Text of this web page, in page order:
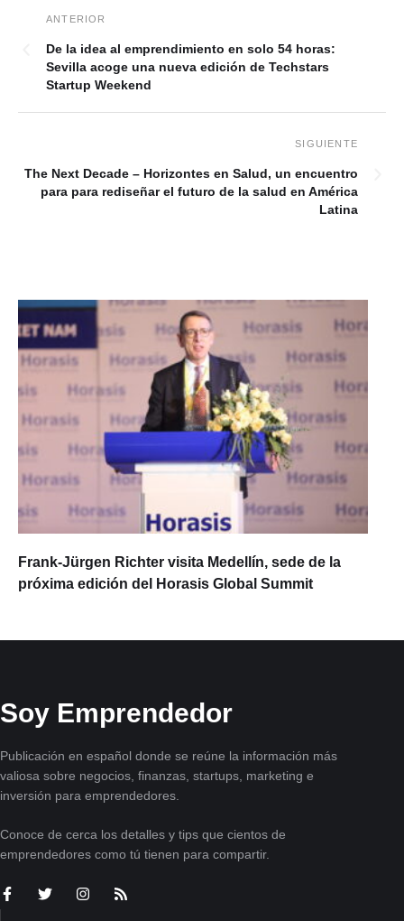
De la idea al emprendimiento en solo 54 horas:
Sevilla acoge una nueva edición de Techstars
Startup Weekend
The Next Decade – Horizontes en Salud, un encuentro
para para rediseñar el futuro de la salud en América
Latina
Frank-Jürgen Richter visita Medellín, sede de la
próxima edición del Horasis Global Summit
Soy Emprendedor
Publicación en español donde se reúne la información más
valiosa sobre negocios, finanzas, startups, marketing e
inversión para emprendedores.
Conoce de cerca los detalles y tips que cientos de
emprendedores como tú tienen para compartir.